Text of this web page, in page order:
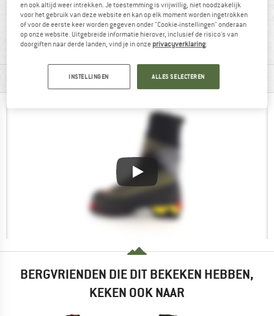
Geïsoleerd Vibram-zool
MATERIAALGEGEVENS & KENMERKEN
BERGVRIENDEN DIE DIT BEKEKEN HEBBEN,
KEKEN OOK NAAR
en ook altijd weer intrekken. Je toestemming is vrijwillig, niet noodzakelijk
voor het gebruik van deze website en kan op elk moment worden ingetrokken
of voor de eerste keer worden gegeven onder "Cookie-instellingen" onderaan
op onze website. Uitgebreide informatie hierover, inclusief de risico's van
doorgiften naar derde landen, vind je in onze privacyverklaring.
INSTELLINGEN ALLES SELECTEREN